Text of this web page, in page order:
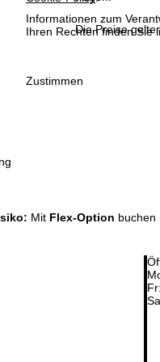
Informationen zum
Ihren Rechten finden Sie
Zustimmen
t
Die Preise
Mit Flex-Option buchen